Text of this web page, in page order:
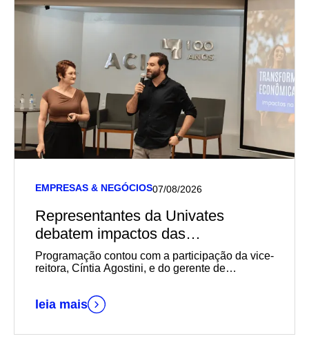
EMPRESAS & NEGÓCIOS07/08/2026
Representantes da Univates
debatem impactos das
transformações sociais,
econômicas e geracionais na
almoço da Acil
Programação contou com a participação da vice-
reitora, Cíntia Agostini, e do gerente de
instituição, Daniel Wallerius
leia mais